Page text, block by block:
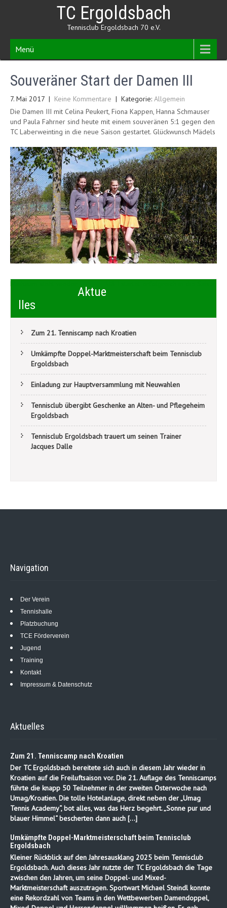
TC Ergoldsbach
Tennisclub Ergoldsbach 70 e.V.
Menü
Souveräner Start der Damen III
7. Mai 2017 | Keine Kommentare | Kategorie: Allgemein
Die Damen III mit Celina Peukert, Fiona Kappen, Hanna Schmauser
und Paula Fahrner sind heute mit einem souveränen 5:1 gegen den
TC Laberweinting in die neue Saison gestartet. Glückwunsch Mädels
Beitragsnavigation
Maibaum steht wieder
Aktue
lles
Zum 21. Tenniscamp nach Kroatien
Umkämpfte Doppel-Marktmeisterschaft beim Tennisclub
Ergoldsbach
Einladung zur Hauptversammlung mit Neuwahlen
Tennisclub übergibt Geschenke an Alten- und Pflegeheim
Ergoldsbach
Tennisclub Ergoldsbach trauert um seinen Trainer
Jacques Dalle
Navigation
Der Verein
Tennishalle
Platzbuchung
TCE Förderverein
Jugend
Training
Kontakt
Impressum & Datenschutz
Aktuelles
Zum 21. Tenniscamp nach Kroatien
Der TC Ergoldsbach bereitete sich auch in diesem Jahr wieder in
Kroatien auf die Freiluftsaison vor. Die 21. Auflage des Tenniscamps
führte die knapp 50 Teilnehmer in der zweiten Osterwoche nach
Umag/Kroatien. Die tolle Hotelanlage, direkt neben der „Umag
Tennis Academy“, bot alles, was das Herz begehrt. „Sonne pur und
blauer Himmel“ bescherten dann auch […]
Umkämpfte Doppel-Marktmeisterschaft beim Tennisclub
Ergoldsbach
Kleiner Rückblick auf den Jahresausklang 2025 beim Tennisclub
Ergoldsbach. Auch dieses Jahr nutzte der TC Ergoldsbach die Tage
zwischen den Jahren, um seine Doppel- und Mixed-
Marktmeisterschaft auszutragen. Sportwart Michael Steindl konnte
eine Rekordzahl von Teams in den Wettbewerben Damendoppel,